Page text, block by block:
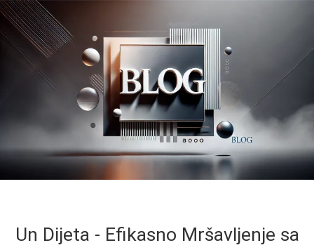
Un Dijeta - Efikasno Mršavljenje sa